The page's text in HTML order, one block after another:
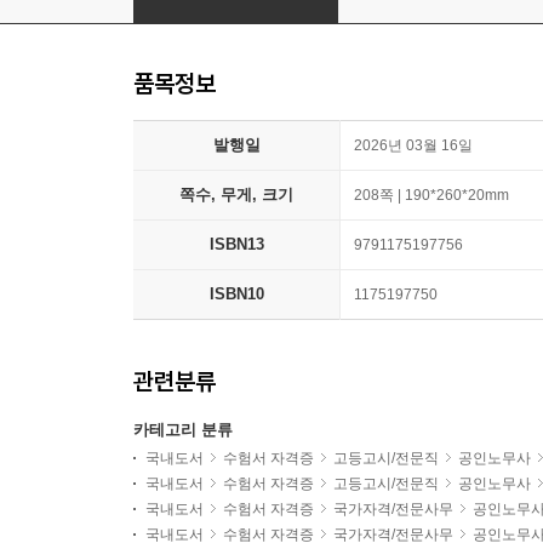
품목정보
발행일 2026년 03월 16일
쪽수, 무게, 크기 208쪽 | 190*260*20mm
ISBN13 9791175197756
ISBN10 1175197750
관련분류
카테고리 분류
국내도서 수험서 자격증 고등고시/전문직 공인노무사
국내도서
수험서 자격증 고등고시/전문직 공인노무사
국내도서
수험서 자격증 국가자격/전문사무 공인노무
국내도서
수험서 자격증 국가자격/전문사무 공인노무